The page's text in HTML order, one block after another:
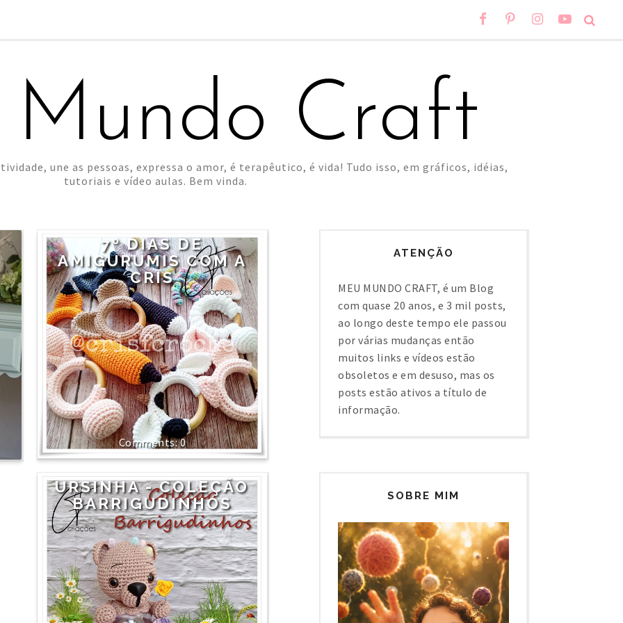
Craft
une as pessoas, expressa o amor, é terapêutico, é vida! Tudo isso, em gráficos, idéias,
tutoriais e vídeo aulas. Bem vinda.
7º DIAS DE
AMIGURUMIS COM A
CRIS
0
URSINHA - COLEÇÃO
BARRIGUDINHOS
ATENÇÃO
MEU MUNDO CRAFT, é um Blog
com quase 20 anos, e 3 mil posts,
ao longo deste tempo ele passou
por várias mudanças então
muitos links e vídeos estão
obsoletos e em desuso, mas os
posts estão ativos a título de
informação.
SOBRE MIM